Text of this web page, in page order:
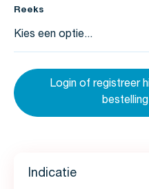
Reeks
Login of registreer
Indicatie